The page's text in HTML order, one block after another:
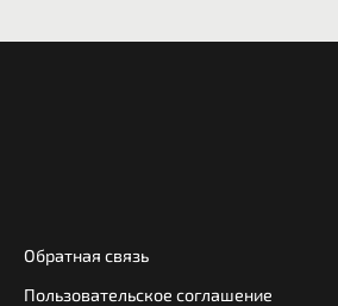
Обратная связь
Пользовательское соглашение